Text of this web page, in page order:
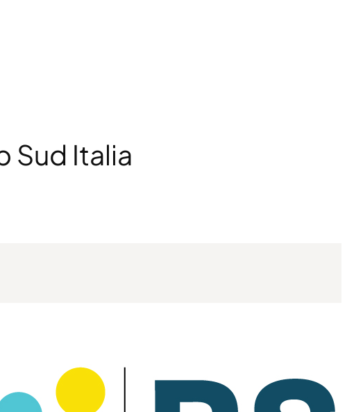
Sud Italia